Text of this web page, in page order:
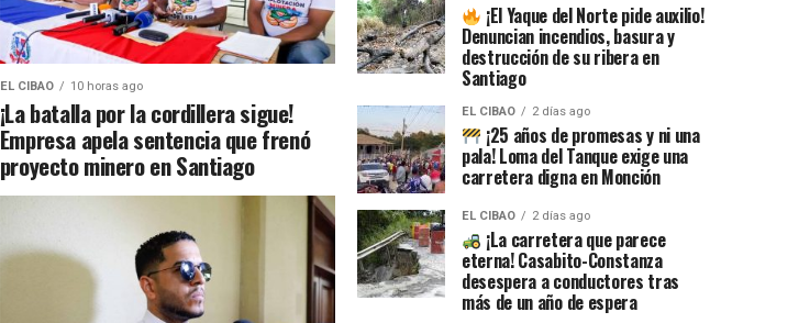
EL CIBAO 10 horas ago
¡La batalla por la cordillera sigue!
Empresa apela sentencia que frenó
proyecto minero en Santiago
¡El Yaque del Norte pide auxilio!
Denuncian incendios, basura y
destrucción de su ribera en
Santiago
EL CIBAO 2 días ago
¡25 años de promesas y ni una
pala! Loma del Tanque exige una
carretera digna en Monción
EL CIBAO 2 días ago
¡La carretera que parece
eterna! Casabito-Constanza
desespera a conductores tras
más de un año de espera